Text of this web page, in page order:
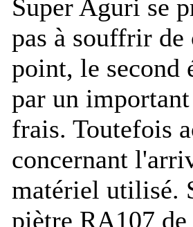
Super Aguri se
pas à souffrir de
point, le second
par un
frais. Toutefois
concernant
matériel utilisé.
piètre RA107